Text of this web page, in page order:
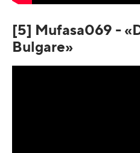
[5] Mufasa069 -
Bulgare»